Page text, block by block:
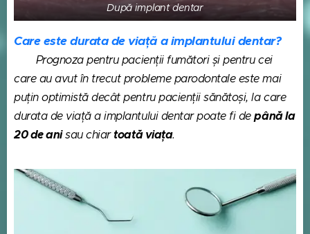
După implant dentar
Care este durata de viață a implantului dentar?
Prognoza pentru pacienții fumători și pentru cei
care au avut în trecut probleme parodontale este mai
puțin optimistă decât pentru pacienții sănătoși, la care
durata de viață a implantului dentar poate fi depână la
20 de anisau chiar toată viața.